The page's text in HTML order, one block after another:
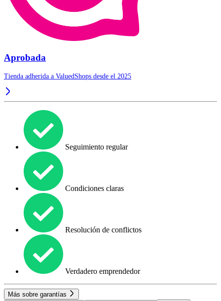
Aprobada
Tienda adherida a ValuedShops desde el 2025
Seguimiento regular
Condiciones claras
Resolución de conflictos
Verdadero emprendedor
Más sobre garantías